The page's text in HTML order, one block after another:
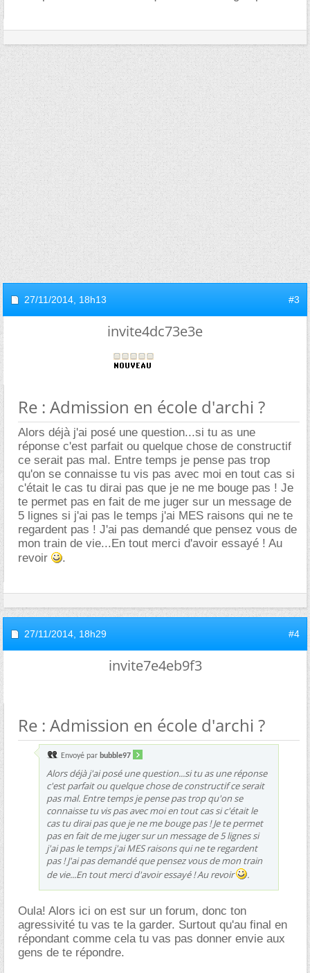
27/11/2014, 18h13 #3
invite4dc73e3e
Re : Admission en école d'archi ?
Alors déjà j'ai posé une question...si tu as une
réponse c'est parfait ou quelque chose de constructif
ce serait pas mal. Entre temps je pense pas trop
qu'on se connaisse tu vis pas avec moi en tout cas si
c'était le cas tu dirai pas que je ne me bouge pas ! Je
te permet pas en fait de me juger sur un message de
5 lignes si j'ai pas le temps j'ai MES raisons qui ne te
regardent pas ! J'ai pas demandé que pensez vous de
mon train de vie...En tout merci d'avoir essayé ! Au
revoir
.
27/11/2014, 18h29 #4
invite7e4eb9f3
Re : Admission en école d'archi ?
Envoyé par bubble97
Alors déjà j'ai posé une question...si tu as une réponse
c'est parfait ou quelque chose de constructif ce serait
pas mal. Entre temps je pense pas trop qu'on se
connaisse tu vis pas avec moi en tout cas si c'était le
cas tu dirai pas que je ne me bouge pas ! Je te permet
pas en fait de me juger sur un message de 5 lignes si
j'ai pas le temps j'ai MES raisons qui ne te regardent
pas ! J'ai pas demandé que pensez vous de mon train
de vie...En tout merci d'avoir essayé ! Au revoir
.
Oula! Alors ici on est sur un forum, donc ton
agressivité tu vas te la garder. Surtout qu'au final en
répondant comme cela tu vas pas donner envie aux
gens de te répondre.